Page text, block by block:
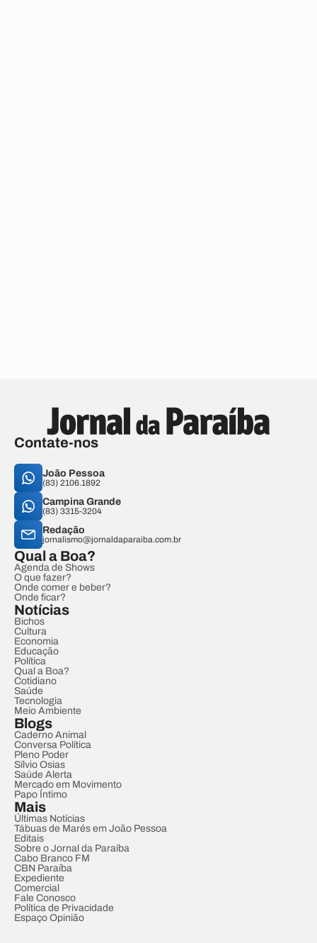
Contate-nos
João Pessoa
(83) 2106.1892
Campina Grande
(83) 3315-3204
Redação
jornalismo@jornaldaparaiba.com.br
Qual a Boa?
Agenda de Shows
O que fazer?
Onde comer e beber?
Onde ficar?
Notícias
Bichos
Cultura
Economia
Educação
Política
Qual a Boa?
Cotidiano
Saúde
Tecnologia
Meio Ambiente
Blogs
Caderno Animal
Conversa Política
Pleno Poder
Sílvio Osias
Saúde Alerta
Mercado em Movimento
Papo Íntimo
Mais
Últimas Notícias
Tábuas de Marés em João Pessoa
Editais
Sobre o Jornal da Paraíba
Cabo Branco FM
CBN Paraíba
Expediente
Comercial
Fale Conosco
Política de Privacidade
Espaço Opinião